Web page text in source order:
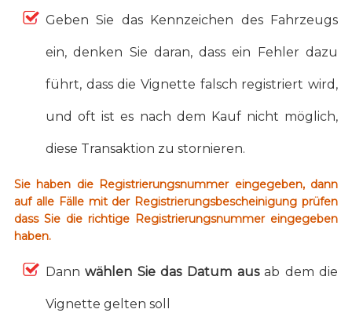
Geben Sie das Kennzeichen des Fahrzeugs
ein, denken Sie daran, dass ein Fehler dazu
führt, dass die Vignette falsch registriert wird,
und oft ist es nach dem Kauf nicht möglich,
diese Transaktion zu stornieren.
Sie haben die Registrierungsnummer eingegeben, dann
auf alle Fälle mit der Registrierungsbescheinigung prüfen
dass Sie die richtige Registrierungsnummer eingegeben
haben.
Dannwählen Sie das Datum ausab dem die
Vignette gelten soll